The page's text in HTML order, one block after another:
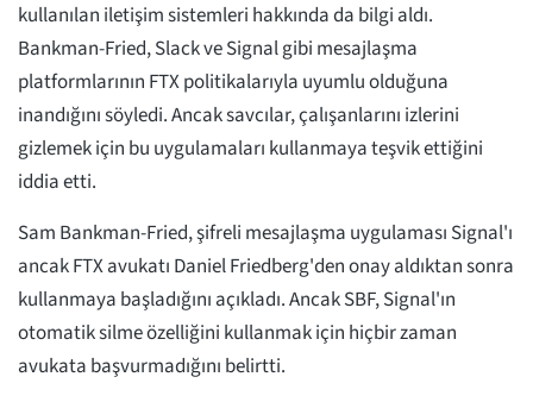
kullanılan iletişim sistemleri hakkında da bilgi aldı.
Bankman-Fried, Slack ve Signal gibi mesajlaşma
platformlarının FTX politikalarıyla uyumlu olduğuna
inandığını söyledi. Ancak savcılar, çalışanlarını izlerini
gizlemek için bu uygulamaları kullanmaya teşvik ettiğini
iddia etti.
Sam Bankman-Fried, şifreli mesajlaşma uygulaması Signal'ı
ancak FTX avukatı Daniel Friedberg'den onay aldıktan sonra
kullanmaya başladığını açıkladı. Ancak SBF, Signal'ın
otomatik silme özelliğini kullanmak için hiçbir zaman
avukata başvurmadığını belirtti.